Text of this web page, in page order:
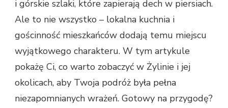
i górskie szlaki, które zapierają dech w piersiach.
Ale to nie wszystko – lokalna kuchnia i
gościnność mieszkańców dodają temu miejscu
wyjątkowego charakteru. W tym artykule
pokażę Ci, co warto zobaczyć w Żylinie i jej
okolicach, aby Twoja podróż była pełna
niezapomnianych wrażeń. Gotowy na przygodę?